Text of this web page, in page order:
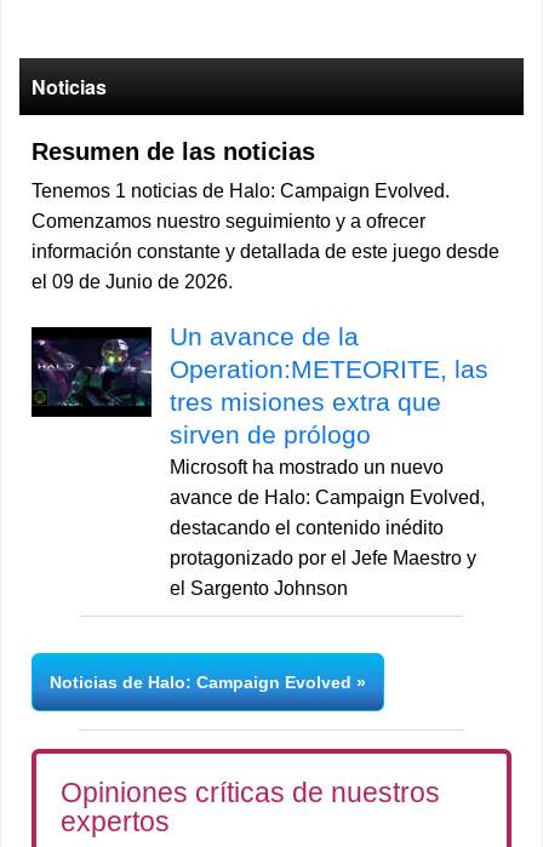
Noticias
Resumen de las noticias
Tenemos 1 noticias de Halo: Campaign Evolved.
Comenzamos nuestro seguimiento y a ofrecer
información constante y detallada de este juego desde
el 09 de Junio de 2026.
Un avance de la
Operation:METEORITE, las
tres misiones extra que
sirven de prólogo
Microsoft ha mostrado un nuevo
avance de Halo: Campaign Evolved,
destacando el contenido inédito
protagonizado por el Jefe Maestro y
el Sargento Johnson
Noticias de Halo: Campaign Evolved
Opiniones críticas de nuestros
expertos